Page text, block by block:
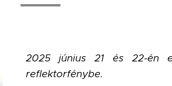
2025 június 21 és 22-én
reflektorfénybe.